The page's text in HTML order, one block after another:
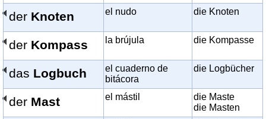
der Knoten el nudo die Knoten
der Kompass la brújula die Kompasse
das Logbuch
el cuaderno de
bitácora
die Logbücher
der Mast el mástil
die Maste
die Masten